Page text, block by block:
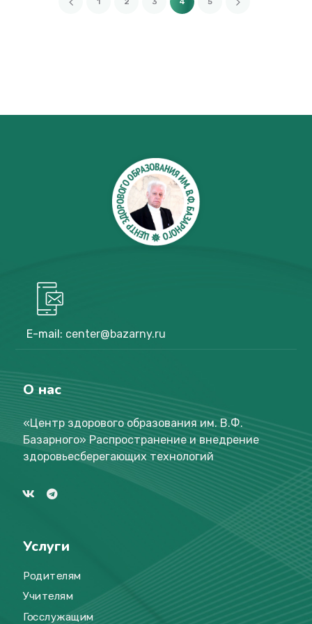
E-mail: center@bazarny.ru
О нас
«Центр здорового образования им. В.Ф.
Базарного» Распространение и внедрение
здоровьесберегающих технологий
Услуги
Родителям
Учителям
Госслужащим